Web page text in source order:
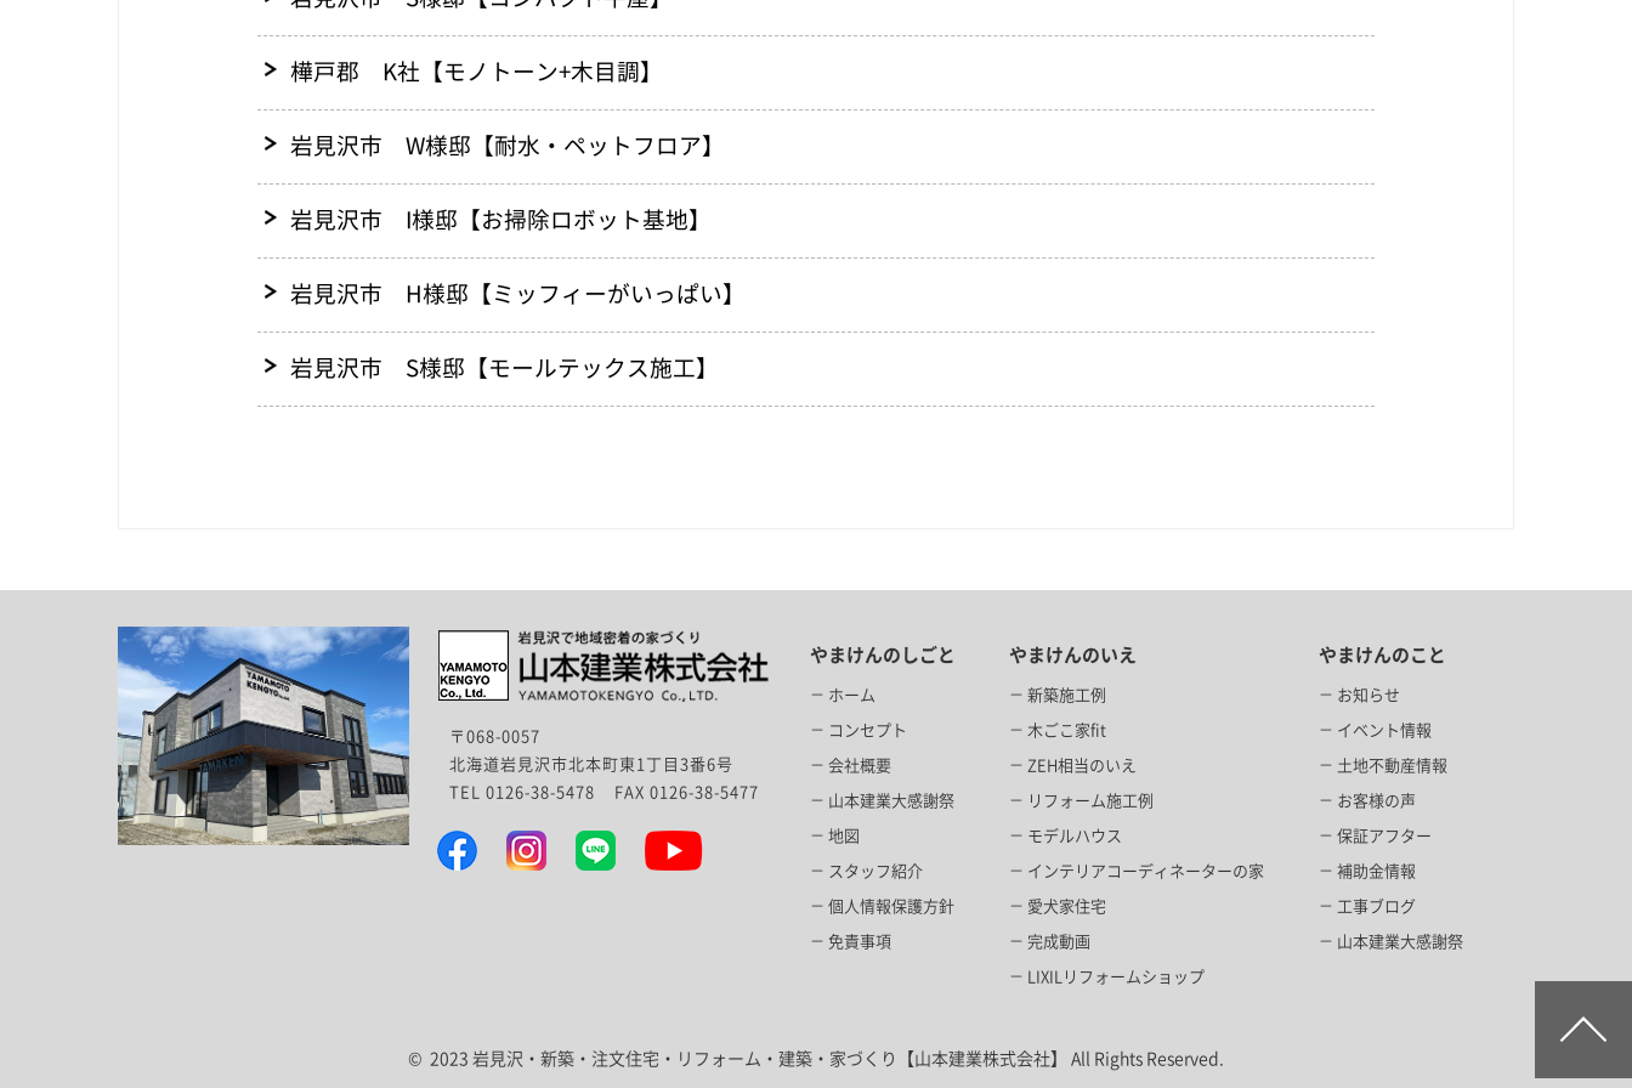
樺戸郡 K社【モノトーン+木目調】
岩見沢市 W様邸【耐水・ペットフロア】
岩見沢市 I様邸【お掃除ロボット基地】
岩見沢市 H様邸【ミッフィーがいっぱい】
岩見沢市 S様邸【モールテックス施工】
やまけんのしごと
ホーム
コンセプト
会社概要
山本建業大感謝祭
地図
スタッフ紹介
個人情報保護方針
免責事項
やまけんのいえ
新築施工例
木ごこ家fit
ZEH相当のいえ
リフォーム施工例
モデルハウス
インテリアコーディネーターの家
愛犬家住宅
完成動画
LIXILリフォームショップ
やまけんのこと
お知らせ
イベント情報
土地不動産情報
お客様の声
保証アフター
補助金情報
工事ブログ
山本建業大感謝祭
〒068-0057
北海道岩見沢市北本町東1丁目3番6号
TEL 0126-38-5478 FAX 0126-38-5477
© 2023 岩見沢・新築・注文住宅・リフォーム・建築・家づくり【山本建業株式会社】 All Rights Reserved.